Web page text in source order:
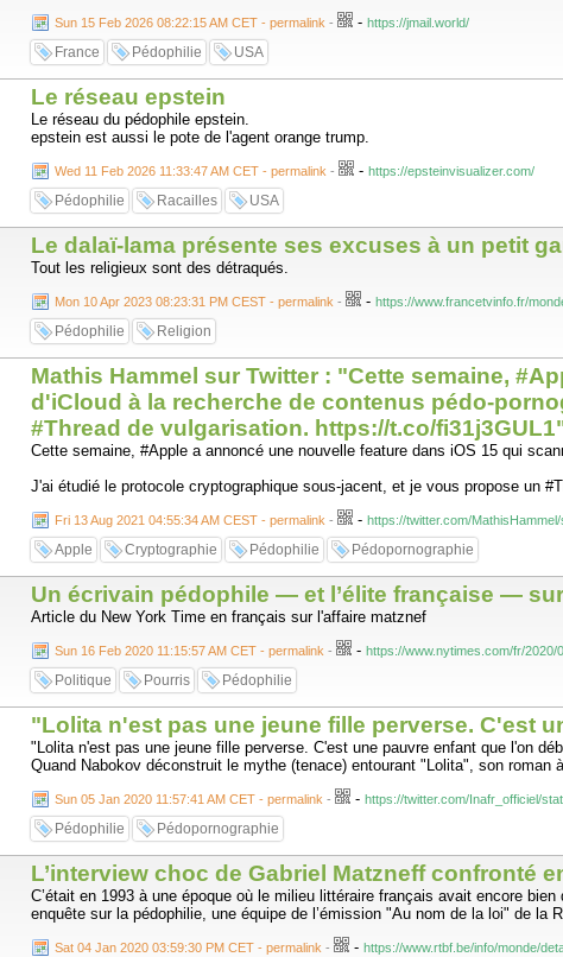
Sun 15 Feb 2026 08:22:15 AM CET - permalink - - https://jmail.world/
France Pédophilie USA
Le réseau epstein
Le réseau du pédophile epstein.
epstein est aussi le pote de l'agent orange trump.
Wed 11 Feb 2026 11:33:47 AM CET - permalink - - https://epsteinvisualizer.com/
Pédophilie Racailles USA
Le dalaï-lama présente ses excuses à un petit
Tout les religieux sont des détraqués.
Mon 10 Apr 2023 08:23:31 PM CEST - permalink - - https://www.francetvinfo.fr/
Pédophilie Religion
Mathis Hammel sur Twitter : "Cette semaine,
d'iCloud à la recherche de contenus pédo-
#Thread de vulgarisation. https://t.co/
Cette semaine, #Apple a annoncé une nouvelle feature dans iOS 15 qui
J'ai étudié le protocole cryptographique sous-jacent, et je vous propose un
Fri 13 Aug 2021 04:55:34 AM CEST - permalink - - https://twitter.com/
Apple Cryptographie Pédophilie Pédopornographie
Un écrivain pédophile — et l’élite française —
Article du New York Time en français sur l'affaire matznef
Sun 16 Feb 2020 11:15:57 AM CET - permalink - - https://www.nytimes.com/fr/2020/
Politique Pourris Pédophilie
"Lolita n'est pas une jeune fille perverse. C'est
"Lolita n'est pas une jeune fille perverse. C'est une pauvre enfant que l'on
Quand Nabokov déconstruit le mythe (tenace) entourant "Lolita", son roman
Sun 05 Jan 2020 11:57:41 AM CET - permalink - - https://twitter.com/Inafr_officiel/
Pédophilie Pédopornographie
L’interview choc de Gabriel Matzneff confronté
C’était en 1993 à une époque où le milieu littéraire français avait encore
enquête sur la pédophilie, une équipe de l’émission "Au nom de la loi" de
Sat 04 Jan 2020 03:59:30 PM CET - permalink - - https://www.rtbf.be/info/monde/